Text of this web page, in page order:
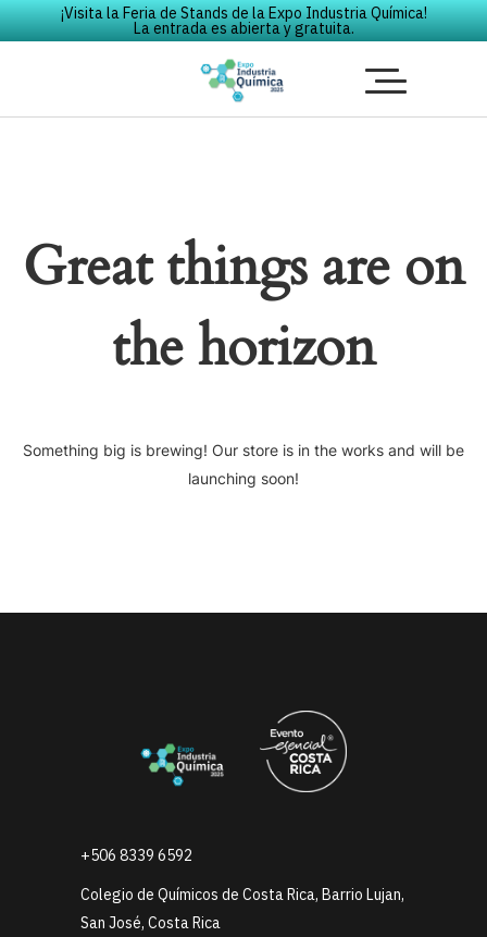
¡Visita la Feria de Stands de la Expo Industria Química!
La entrada es abierta y gratuita.
Great things are on
the horizon
Something big is brewing! Our store is in the works and will be
launching soon!
+506 8339 6592
Colegio de Químicos de Costa Rica, Barrio Lujan,
San José, Costa Rica